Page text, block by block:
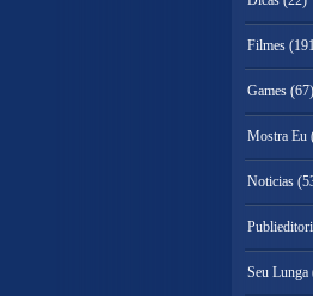
Filmes
Games (67)
Mostra Eu
Noticias
Seu Lunga